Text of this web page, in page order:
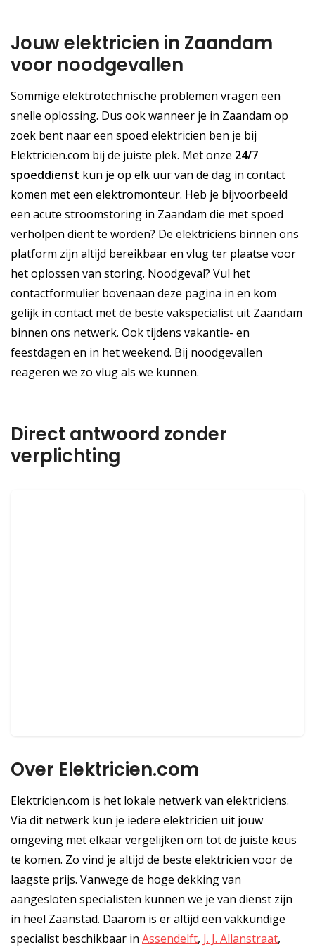
Jouw elektricien in Zaandam
voor noodgevallen
Sommige elektrotechnische problemen vragen een
snelle oplossing. Dus ook wanneer je in Zaandam op
zoek bent naar een spoed elektricien ben je bij
Elektricien.com bij de juiste plek. Met onze 24/7
spoeddienst kun je op elk uur van de dag in contact
komen met een elektromonteur. Heb je bijvoorbeeld
een acute stroomstoring in Zaandam die met spoed
verholpen dient te worden? De elektriciens binnen ons
platform zijn altijd bereikbaar en vlug ter plaatse voor
het oplossen van storing. Noodgeval? Vul het
contactformulier bovenaan deze pagina in en kom
gelijk in contact met de beste vakspecialist uit Zaandam
binnen ons netwerk. Ook tijdens vakantie- en
feestdagen en in het weekend. Bij noodgevallen
reageren we zo vlug als we kunnen.
Direct antwoord zonder
verplichting
Over Elektricien.com
Elektricien.com is het lokale netwerk van elektriciens.
Via dit netwerk kun je iedere elektricien uit jouw
omgeving met elkaar vergelijken om tot de juiste keus
te komen. Zo vind je altijd de beste elektricien voor de
laagste prijs. Vanwege de hoge dekking van
aangesloten specialisten kunnen we je van dienst zijn
in heel Zaanstad. Daarom is er altijd een vakkundige
specialist beschikbaar in Assendelft, J. J. Allanstraat,